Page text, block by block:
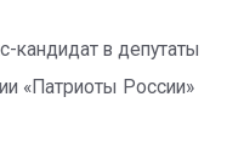
кандидат в депутаты
«Патриоты России»